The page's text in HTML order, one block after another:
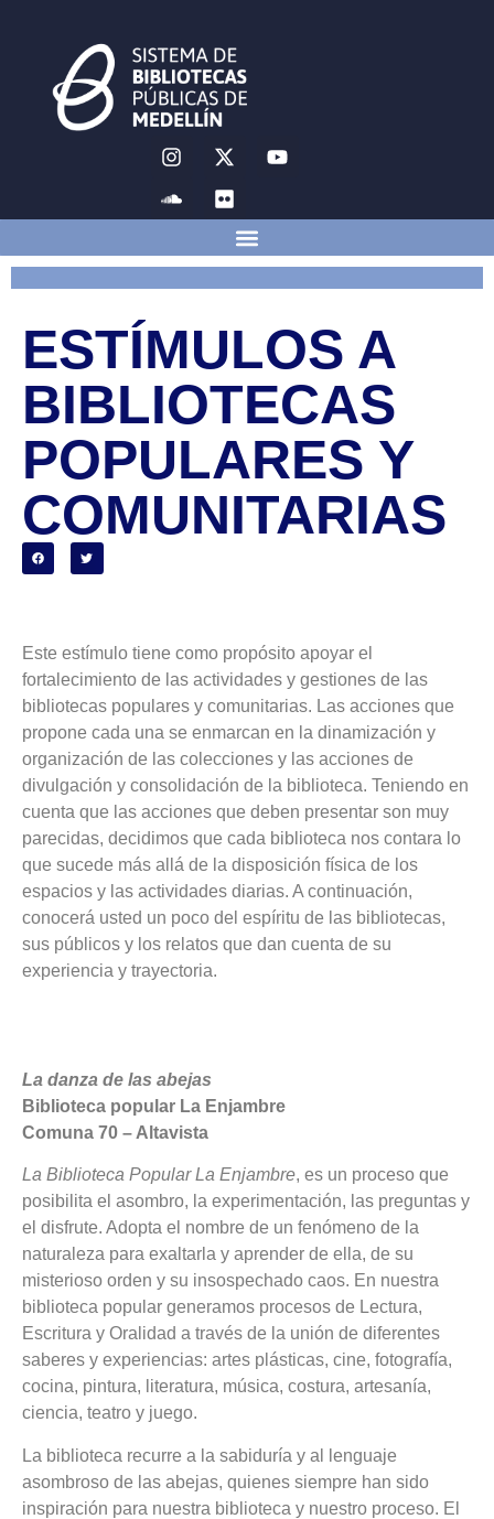
ESTÍMULOS A
BIBLIOTECAS
POPULARES Y
COMUNITARIAS
Este estímulo tiene como propósito apoyar el
fortalecimiento de las actividades y gestiones de las
bibliotecas populares y comunitarias. Las acciones que
propone cada una se enmarcan en la dinamización y
organización de las colecciones y las acciones de
divulgación y consolidación de la biblioteca. Teniendo en
cuenta que las acciones que deben presentar son muy
parecidas, decidimos que cada biblioteca nos contara lo
que sucede más allá de la disposición física de los
espacios y las actividades diarias. A continuación,
conocerá usted un poco del espíritu de las bibliotecas,
sus públicos y los relatos que dan cuenta de su
experiencia y trayectoria.
La danza de las abejas
Biblioteca popular La Enjambre
Comuna 70 – Altavista
La Biblioteca Popular La Enjambre, es un proceso que
posibilita el asombro, la experimentación, las preguntas y
el disfrute. Adopta el nombre de un fenómeno de la
naturaleza para exaltarla y aprender de ella, de su
misterioso orden y su insospechado caos. En nuestra
biblioteca popular generamos procesos de Lectura,
Escritura y Oralidad a través de la unión de diferentes
saberes y experiencias: artes plásticas, cine, fotografía,
cocina, pintura, literatura, música, costura, artesanía,
ciencia, teatro y juego.
La biblioteca recurre a la sabiduría y al lenguaje
asombroso de las abejas, quienes siempre han sido
inspiración para nuestra biblioteca y nuestro proceso. El